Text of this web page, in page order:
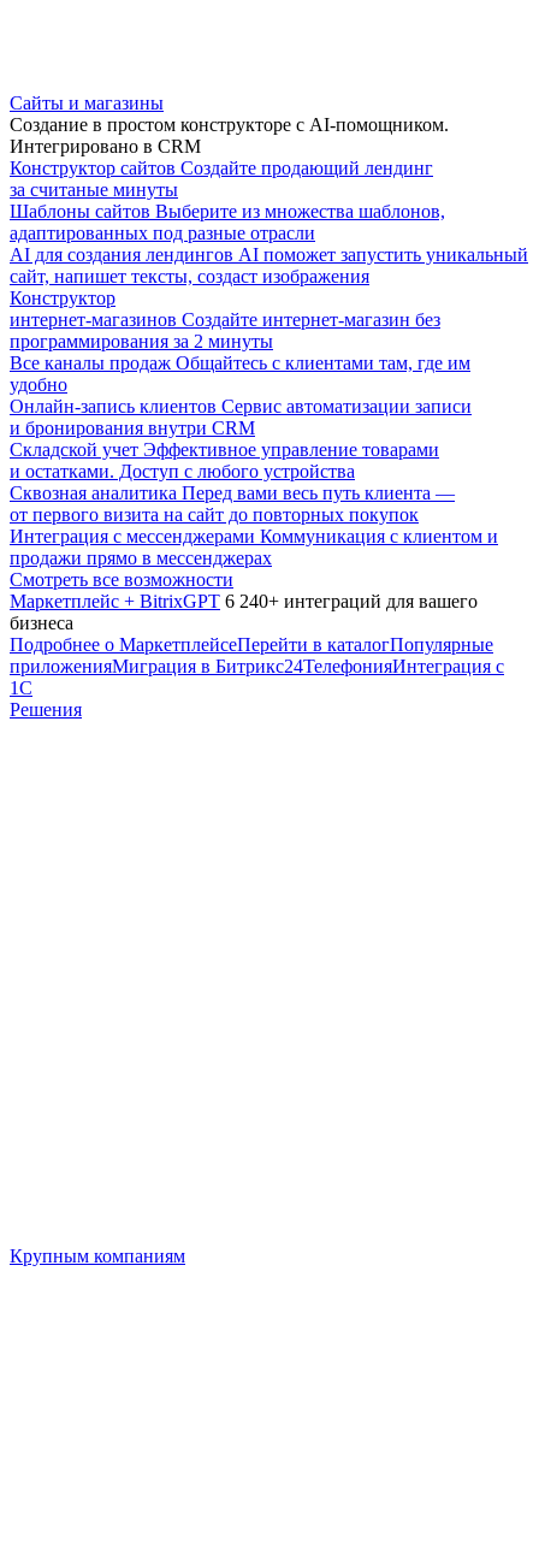
Сайты и магазины
Создание в простом конструкторе с AI-помощником.
Интегрировано в CRM
Конструктор сайтов Создайте продающий лендинг
за считаные минуты
Шаблоны сайтов Выберите из множества шаблонов,
адаптированных под разные отрасли
AI для создания лендингов AI поможет запустить уникальный
сайт, напишет тексты, создаст изображения
Конструктор
интернет-магазинов Создайте интернет-магазин без
программирования за 2 минуты
Все каналы продаж Общайтесь с клиентами там, где им
удобно
Онлайн-запись клиентов Сервис автоматизации записи
и бронирования внутри CRM
Складской учет Эффективное управление товарами
и остатками. Доступ с любого устройства
Сквозная аналитика Перед вами весь путь клиента —
от первого визита на сайт до повторных покупок
Интеграция с мессенджерами Коммуникация с клиентом и
продажи прямо в мессенджерах
Смотреть все возможности
Маркетплейс + BitrixGPT 6 240+ интеграций для вашего
бизнеса
Подробнее о МаркетплейсеПерейти в каталогПопулярные
приложенияМиграция в Битрикс24ТелефонияИнтеграция с
1С
Решения
Крупным компаниям